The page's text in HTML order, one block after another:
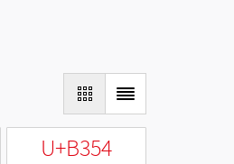
U+B354